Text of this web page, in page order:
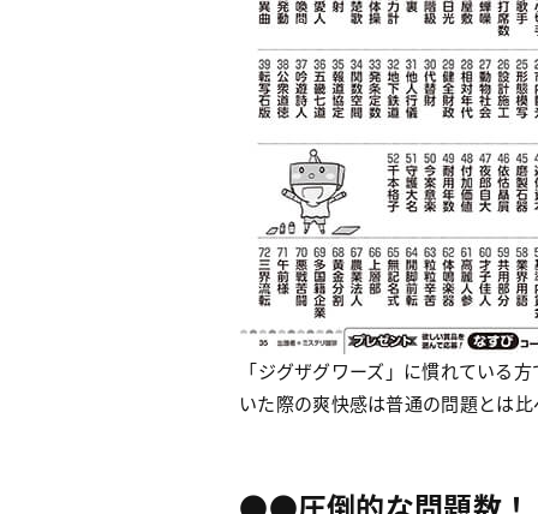
「ジグザグワーズ」に慣れている
いた際の爽快感は普通の問題とは